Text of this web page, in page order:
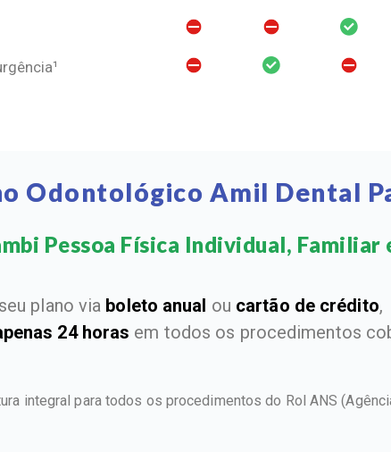
Odontológico Amil Dental
Pessoa Física Individual, Familiar
plano via boleto anual ou cartão de crédito,
24 horas em todos os procedimentos
integral para todos os procedimentos do Rol ANS